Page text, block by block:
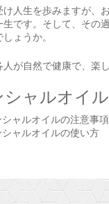
け人生を歩みますが、
生です。そして、その
ょうか。
が自然で健康で、楽
ャルオイ
シャルオイルの注意事項
シャルオイルの使い方